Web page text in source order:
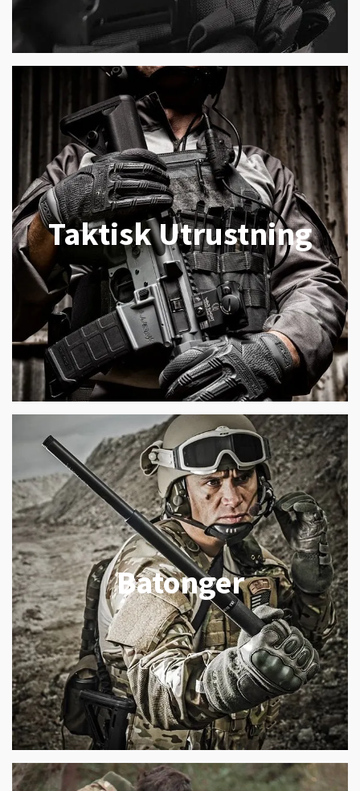
Taktisk Utrustning
Batonger